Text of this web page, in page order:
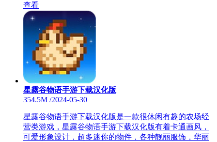
查看
星露谷物语手游下载汉化版
354.5M /2024-05-30
星露谷物语手游下载汉化版是一款很休闲有趣的农场经
营类游戏，星露谷物语手游下载汉化版有着卡通画风，
可爱形象设计，超多迷你的物件，各种靓丽服饰，华丽